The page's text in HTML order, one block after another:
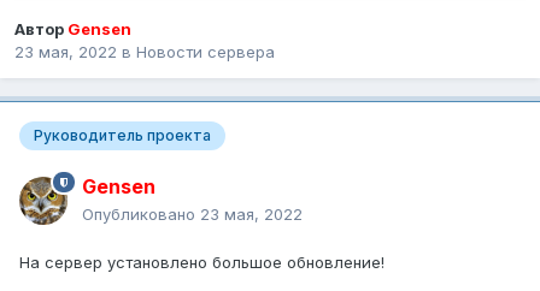
Автор Gensen
23 мая, 2022 в Новости сервера
Руководитель проекта
Gensen
Опубликовано 23 мая, 2022
На сервер установлено большое обновление!